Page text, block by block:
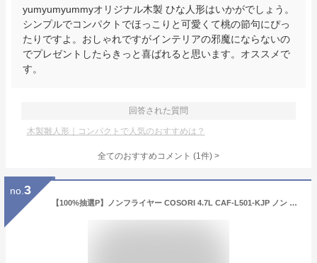
yumyumyummyオリジナル木製 ひな人形はいかがでしょう。
シンプルでコンパクトでほっこりと可愛くて桃の節句にぴっ
たりですよ。おしゃれですがインテリアの邪魔にならないの
でプレゼントしたらきっと喜ばれると思います。オススメで
す。
回答された質問
木製雛人形｜コンパクトで人気のおすすめは？
全てのおすすめコメント (1件) >
no. 3
【100%抽選P】ノンフライヤー COSORI 4.7L CAF-L501-KJP ノン フライヤー 揚げ物 卓上 電気フライヤー エアフライヤー 大容量 コンパクト ノンオイルフライヤー 一人暮らし 調理家電 便利 家庭用 自宅用 油なし ヘルシー 温度調整 食洗器可 キッチン家電 1台6役 【グレー】